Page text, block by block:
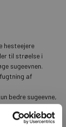
hesteejere
til strøelse i
sugeevnen.
af
bedre sugeevne,
føre til bedre